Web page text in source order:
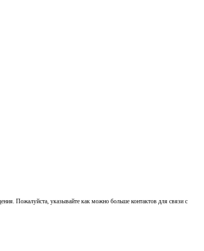
Пожалуйста, указывайте как можно больше контактов для связи с